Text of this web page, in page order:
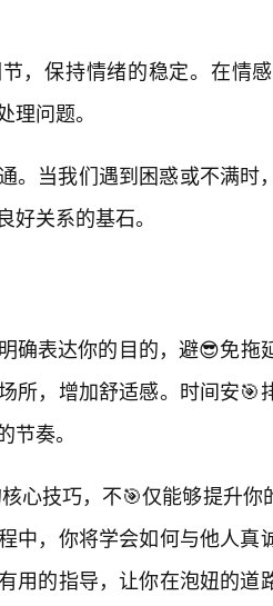
，保持情绪的稳定。在情
问题。
。当我们遇到困惑或不满时
关系的基石。
确表达你的目的，避😎免拖
所，增加舒适感。时间安🎯
奏。
核心技巧，不🎯仅能够提升
中，你将学会如何与他人真
用的指导，让你在泡妞的道